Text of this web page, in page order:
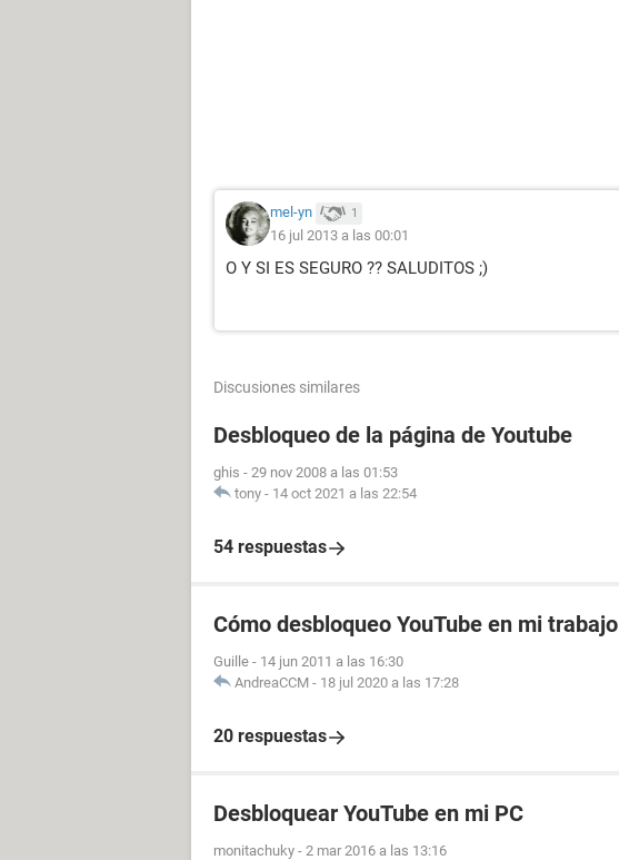
mel-yn 1
16 jul 2013 a las 00:01
O Y SI ES SEGURO ?? SALUDITOS ;)
Discusiones similares
Desbloqueo de la página de Youtube
ghis - 29 nov 2008 a las 01:53
tony - 14 oct 2021 a las 22:54
54 respuestas
Cómo desbloqueo YouTube en mi trabajo
Guille - 14 jun 2011 a las 16:30
AndreaCCM - 18 jul 2020 a las 17:28
20 respuestas
Desbloquear YouTube en mi PC
monitachuky - 2 mar 2016 a las 13:16